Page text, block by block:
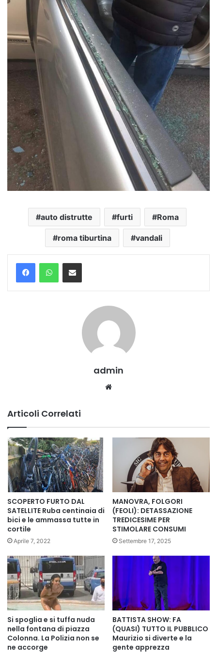
auto distrutte furti Roma
roma tiburtina vandali
Condividi via mail
admin
Articoli Correlati
SCOPERTO FURTO DAL
SATELLITE Ruba centinaia di
bici e le ammassa tutte in
cortile
Aprile 7, 2022
MANOVRA, FOLGORI
(FEOLI): DETASSAZIONE
TREDICESIME PER
STIMOLARE CONSUMI
Settembre 17, 2025
Si spoglia e si tuffa nuda
nella fontana di piazza
Colonna. La Polizia non se
ne accorge
BATTISTA SHOW: FA
(QUASI) TUTTO IL PUBBLICO
Maurizio si diverte e la
gente apprezza